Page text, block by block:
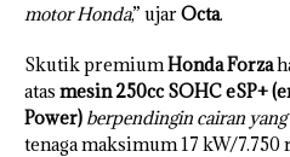
motor Honda,” ujarOcta.
Skutik premiumHonda Forza
atas mesin 250cc SOHC eSP+
Power) berpendingin cairan
tenaga maksimum 17 kW/